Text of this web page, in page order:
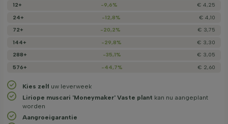
12+
-9,6%
€ 4,25
24+
-12,8%
€ 4,10
72+
-20,2%
€ 3,75
144+
-29,8%
€ 3,30
288+
-35,1%
€ 3,05
576+
-44,7% € 2,60
Kies zelf uw leverweek
Liriope muscari 'Moneymaker' Vaste plant kan nu aangeplant
worden
Aangroeigarantie